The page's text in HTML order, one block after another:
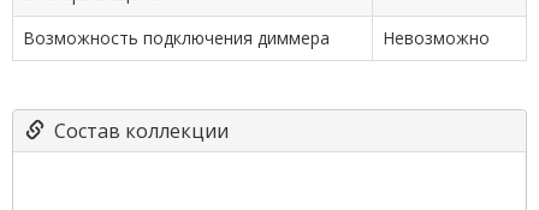
Возможность подключения диммера
Невозможно
Состав коллекции